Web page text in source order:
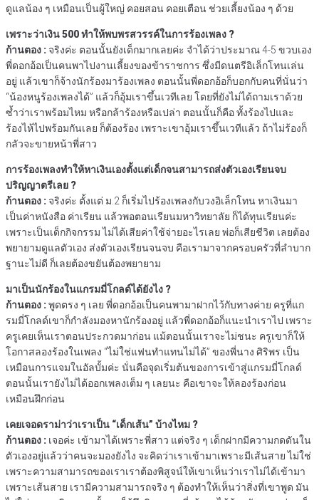
ดูแลน้อง ๆ เหมือนเป็นผู้ใหญ่ คอยสอน คอยเตือน ช่วยเลี้ยงน้อง ๆ ด้วย
เพราะว่าเงิน 500 ทำให้พบพรสวรรค์ในการร้องเพลง ?
ก้านตอง : จริงค่ะ ตอนนั้นยังเด็กมากเลยค่ะ จำได้ว่าประมาณ 4-5 ขวบเอง
พี่ดอกอ้อเป็นคนพาไปงานเลี้ยงของข้าราชการ ซึ่งมีดนตรีอิเล็กโทนเล่น
อยู่ แล้วเขาก็จ้างนักร้องมาร้องเพลง ตอนนั้นพี่ดอกอ้อก็บอกกับคนที่นั่นว่า
“น้องหนูร้องเพลงได้” แล้วก็อุ้มเราขึ้นเวทีเลย โดยที่ยังไม่ได้ถามเราด้วย
ซ้ำว่าเราพร้อมไหม หรือกล้าร้องหรือเปล่า ตอนนั้นก็คือ ทั้งร้องไปและ
ร้องไห้ไปพร้อมกันเลย ก็ต้องร้อง เพราะเขาอุ้มเราขึ้นเวทีแล้ว ถ้าไม่ร้องก็
กลัวจะขายหน้าพี่สาว
การร้องเพลงทำให้หาเงินเองตั้งแต่เด็กจนสามารถส่งตัวเองเรียนจบ
ปริญญาตรีเลย ?
ก้านตอง : จริงค่ะ ตั้งแต่ ม.2 ก็เริ่มไปร้องเพลงกับวงอิเล็กโทน หาเงินมา
เป็นค่าหนังสือ ค่าเรียน แล้วพอตอนเรียนมหาวิทยาลัย ก็ได้ทุนเรียนค่ะ
เพราะเป็นเด็กกิจกรรม ไม่ได้เสียค่าใช้จ่ายอะไรเลย พ่อก็เสียชีวิต เลยต้อง
พยายามดูแลตัวเอง ส่งตัวเองเรียนจนจบ คือเรามาจากครอบครัวที่ลำบาก
ฐานะไม่ดี ก็เลยต้องขยันต้องพยายาม
มาเป็นนักร้องในแกรมมี่โกลด์ได้ยังไง ?
ก้านตอง :พูดตรง ๆ เลย พี่ดอกอ้อเป็นคนพามาฝากไว้กับทางค่าย ครูที่แก
รมมี่โกลด์เขาก็กำลังมองหานักร้องอยู่ แล้วพี่ดอกอ้อก็แนะนำเราไป เพราะ
ครูเคยเห็นเราตอนประกวดมาก่อน แม้ตอนนั้นเราจะไม่ชนะ ครูเขาก็ให้
โอกาสลองร้องในเพลง “ไม่ใช่แฟนทำแทนไม่ได้” ของพี่นาง ศิริพร เป็น
เหมือนการแจมในอัลบั้มค่ะ นั่นคือจุดเริ่มต้นของการเข้าสู่แกรมมี่โกลด์
ตอนนั้นเรายังไม่ได้ออกเพลงเต็ม ๆ เลยนะ คือเขาจะให้ลองร้องก่อน
เหมือนฝึกก่อน
เคยเจอดราม่าว่าเราเป็น “เด็กเส้น” บ้างไหม ?
ก้านตอง : เจอค่ะ เข้ามาได้เพราะพี่สาว แต่จริง ๆ เด็กฝากมีความกดดันใน
ตัวเองอยู่แล้วว่าคนจะมองยังไง จะคิดว่าเราเข้ามาเพราะมีเส้นสาย ไม่ใช่
เพราะความสามารถของเราเราต้องพิสูจน์ให้เขาเห็นว่าเราไม่ได้เข้ามา
เพราะเส้นสาย เรามีความสามารถจริง ๆ ต้องทำให้เห็นว่าสิ่งที่เขาพูด มัน